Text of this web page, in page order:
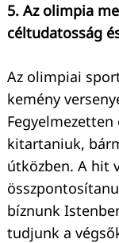
5. Az olimpia
céltudatosság
Az olimpiai
kemény
kitartaniuk,
útközben. A hit
bíznunk
tudjunk a